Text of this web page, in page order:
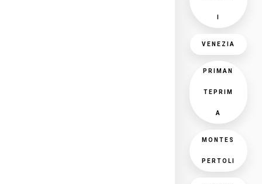
VENEZIA
PRIMAN
TEPRIM
A
MONTES
PERTOLI